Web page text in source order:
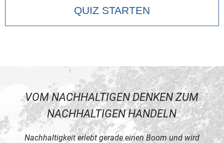
QUIZ STARTEN
VOM NACHHALTIGEN DENKEN ZUM
NACHHALTIGEN HANDELN
Nachhaltigkeit erlebt gerade einen Boom und wird